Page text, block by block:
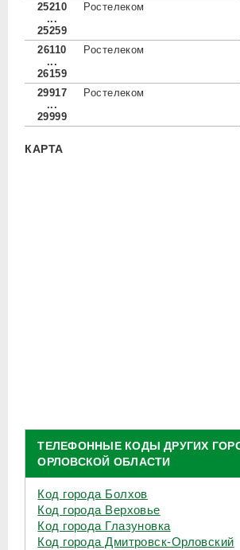
25210
...
25259
Ростелеком
26110
...
26159
Ростелеком
29917
...
29999
Ростелеком
КАРТА
ТЕЛЕФОННЫЕ КОДЫ ДРУГИХ
ОРЛОВСКОЙ ОБЛАСТИ
Код города Болхов
Код города Верховье
Код города Глазуновка
Код города Дмитровск-Орловский